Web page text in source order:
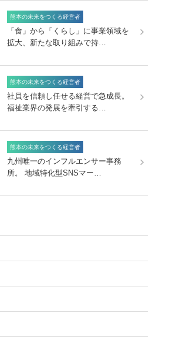
熊本の未来をつくる経営者
「食」から「くらし」に事業領域を
拡大、新たな取り組みで持…
熊本の未来をつくる経営者
社員を信頼し任せる経営で急成長。
福祉業界の発展を牽引する…
熊本の未来をつくる経営者
九州唯一のインフルエンサー事務
所。 地域特化型SNSマー…